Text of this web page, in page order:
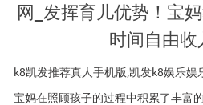
网_发挥育儿优势！宝
时间自由收
k8凯发推荐真人手机版,凯发k8娱乐娱
宝妈在照顾孩子的过程中积累了丰富